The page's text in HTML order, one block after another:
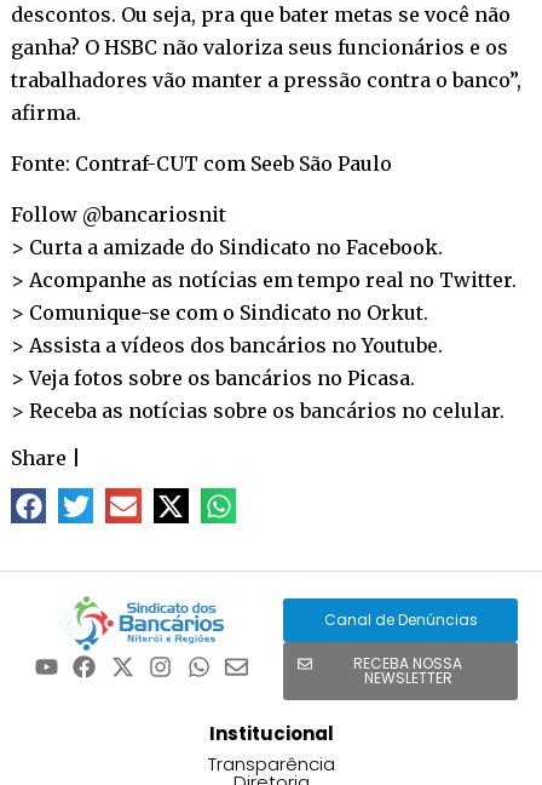
descontos. Ou seja, pra que bater metas se você não
ganha? O HSBC não valoriza seus funcionários e os
trabalhadores vão manter a pressão contra o banco”,
afirma.
Fonte: Contraf-CUT com Seeb São Paulo
Follow @bancariosnit
> Curta a amizade do Sindicato no Facebook.
> Acompanhe as notícias em tempo real no Twitter.
> Comunique-se com o Sindicato no Orkut.
> Assista a vídeos dos bancários noYoutube.
> Veja fotos sobre os bancários no Picasa.
> Receba as notícias sobre os bancários no celular.
Share
Canal de Denúncias
RECEBA NOSSA
NEWSLETTER
Institucional
Transparência